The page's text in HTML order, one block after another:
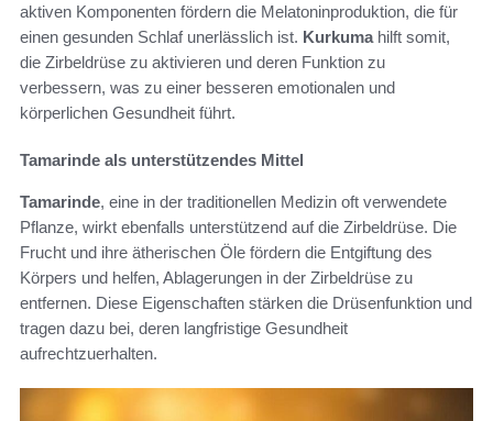
aktiven Komponenten fördern die Melatoninproduktion, die für
einen gesunden Schlaf unerlässlich ist. Kurkumahilft somit,
die Zirbeldrüse zu aktivieren und deren Funktion zu
verbessern, was zu einer besseren emotionalen und
körperlichen Gesundheit führt.
Tamarinde als unterstützendes Mittel
Tamarinde, eine in der traditionellen Medizin oft verwendete
Pflanze, wirkt ebenfalls unterstützend auf die Zirbeldrüse. Die
Frucht und ihre ätherischen Öle fördern die Entgiftung des
Körpers und helfen, Ablagerungen in der Zirbeldrüse zu
entfernen. Diese Eigenschaften stärken die Drüsenfunktion und
tragen dazu bei, deren langfristige Gesundheit
aufrechtzuerhalten.